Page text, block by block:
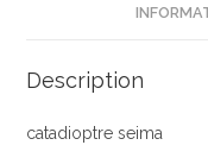
Description
catadioptre seima